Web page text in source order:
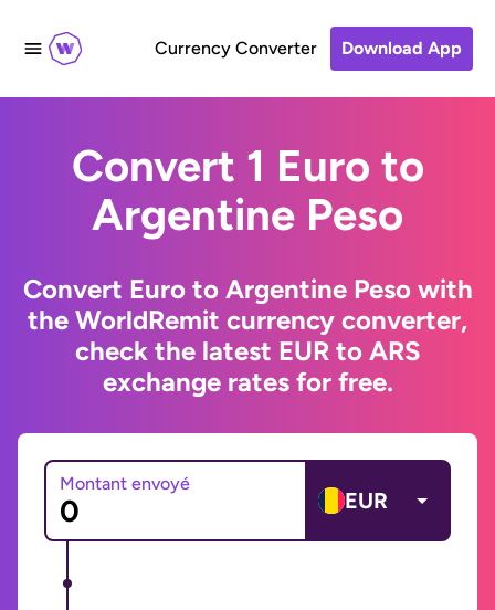
Currency Converter Download App
Convert 1 Euro to
Argentine Peso
Convert Euro to Argentine Peso with
the WorldRemit currency converter,
check the latest EUR to ARS
exchange rates for free.
Montant envoyé
EUR